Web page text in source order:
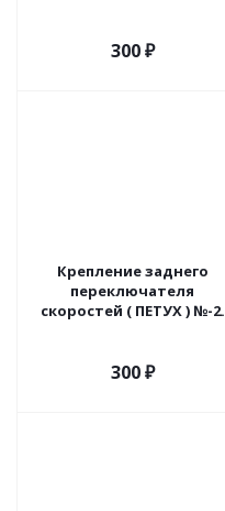
300₽
Крепление заднего
переключателя
скоростей ( ПЕТУХ ) №-2.
300₽